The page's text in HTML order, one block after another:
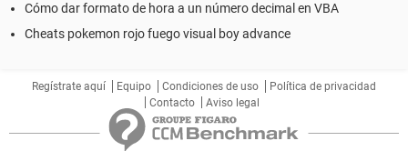
Cómo dar formato de hora a un número decimal en VBA
Cheats pokemon rojo fuego visual boy advance
Regístrate aquí Equipo Condiciones de uso
Política de privacidad
Contacto
Aviso legal